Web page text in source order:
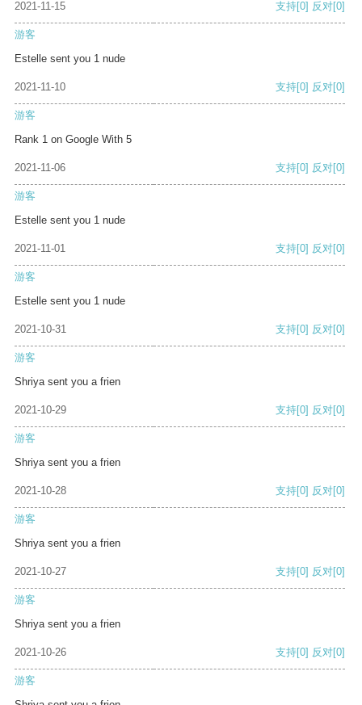
2021-11-15 支持[0] 反对[0]
游客
Estelle sent you 1 nude
2021-11-10 支持[0] 反对[0]
游客
Rank 1 on Google With 5
2021-11-06 支持[0] 反对[0]
游客
Estelle sent you 1 nude
2021-11-01 支持[0] 反对[0]
游客
Estelle sent you 1 nude
2021-10-31 支持[0] 反对[0]
游客
Shriya sent you a frien
2021-10-29 支持[0] 反对[0]
游客
Shriya sent you a frien
2021-10-28 支持[0] 反对[0]
游客
Shriya sent you a frien
2021-10-27 支持[0] 反对[0]
游客
Shriya sent you a frien
2021-10-26 支持[0] 反对[0]
游客